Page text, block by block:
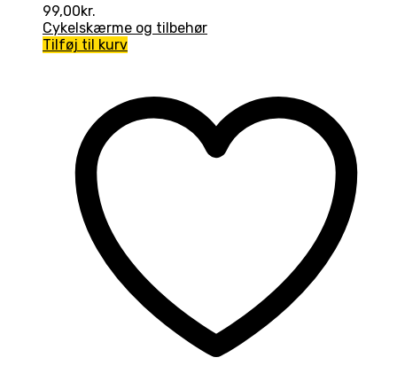
99,00kr.
Cykelskærme og tilbehør
Tilføj til kurv